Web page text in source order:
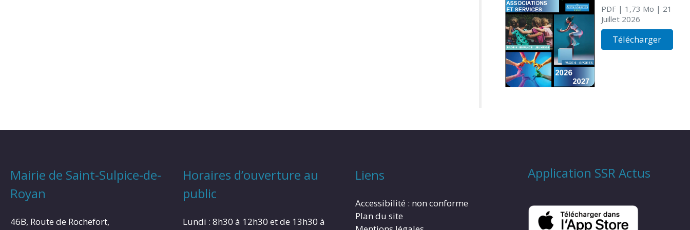
PDF| 1,73 Mo | 21
Juillet 2026
Télécharger
Mairie de Saint-Sulpice-de-
Royan
46B, Route de Rochefort,
Horaires d’ouverture au
public
Lundi : 8h30 à 12h30 et de 13h30 à
Liens
Accessibilité : non conforme
Plan du site
Application SSR Actus